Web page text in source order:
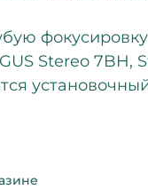
Stereo